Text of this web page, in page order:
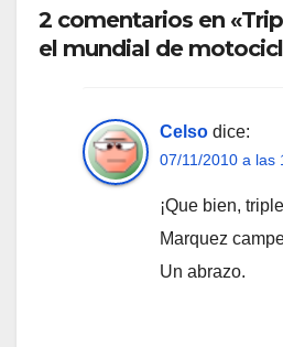
2 comentarios en
el mundial de
Celso dice:
07/11/2010 a las
¡Que bien,
Marquez
Un abrazo.